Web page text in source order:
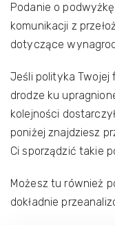
Podanie o
komunikacji z
dotyczące
Jeśli polityka Twojej
drodze ku
kolejności
poniżej znajdziesz
Ci sporządzić takie
Możesz tu również
dokładnie